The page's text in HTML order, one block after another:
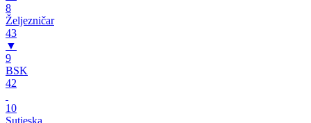
8
Željezničar
43
▼
9
BSK
42
10
Sutjeska